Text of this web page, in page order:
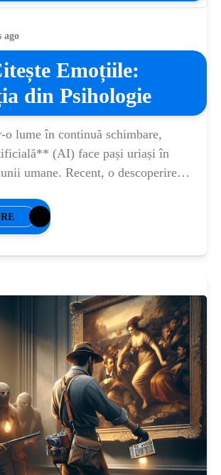
ago
Emoțiile:
din Psihologie
o lume în continuă schimbare,
(AI) face pași uriași în
umane. Recent, o descoperire
cu o